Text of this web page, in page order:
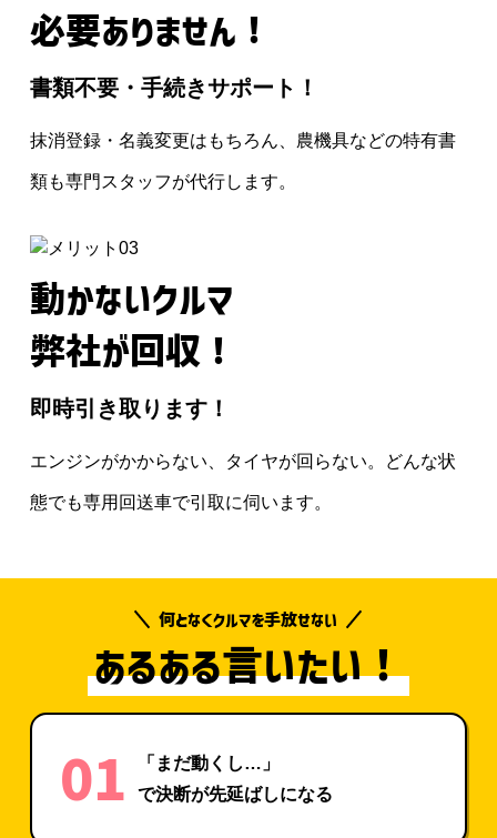
必要ありません！
書類不要・手続きサポート！
抹消登録・名義変更はもちろん、農機具などの特有書
類も専門スタッフが代行します。
動かないクルマ
弊社が回収！
即時引き取ります！
エンジンがかからない、タイヤが回らない。どんな状
態でも専用回送車で引取に伺います。
何となくクルマを手放せない
あるある言いたい！
01
「まだ動くし…」
で決断が先延ばしになる